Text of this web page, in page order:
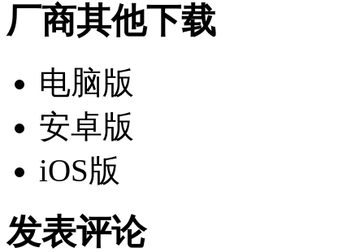
厂商其他下载
电脑版
安卓版
iOS版
发表评论